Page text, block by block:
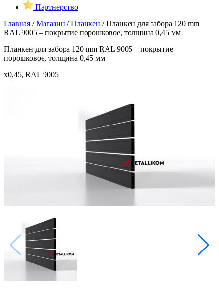
Партнерство
Главная /Магазин /Планкен /Планкен для забора 120 mm
RAL 9005 – покрытие порошковое, толщина 0,45 мм
Планкен для забора 120 mm RAL 9005 – покрытие
порошковое, толщина 0,45 мм
x0,45, RAL 9005